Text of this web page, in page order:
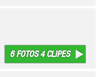
6 FOTOS 4 CLIPES